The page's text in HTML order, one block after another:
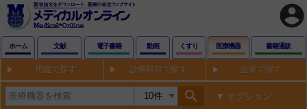
account_circle
ホーム 文献 電子書籍 動画 くすり 医療機器 書籍通販
用途で探す 診療科目で探す 企業で探す
search オプション